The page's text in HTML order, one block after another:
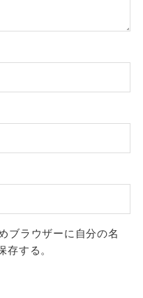
ブラウザーに自分の名
する。